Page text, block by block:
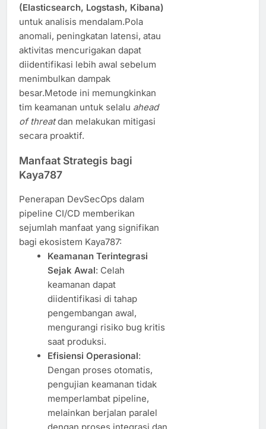
(Elasticsearch, Logstash, Kibana)
untuk analisis mendalam.Pola
anomali, peningkatan latensi, atau
aktivitas mencurigakan dapat
diidentifikasi lebih awal sebelum
menimbulkan dampak
besar.Metode ini memungkinkan
tim keamanan untuk selalu ahead
of threatdan melakukan mitigasi
secara proaktif.
Manfaat Strategis bagi
Kaya787
Penerapan DevSecOps dalam
pipeline CI/CD memberikan
sejumlah manfaat yang signifikan
bagi ekosistem Kaya787:
Keamanan Terintegrasi
Sejak Awal: Celah
keamanan dapat
diidentifikasi di tahap
pengembangan awal,
mengurangi risiko bug kritis
saat produksi.
Efisiensi Operasional:
Dengan proses otomatis,
pengujian keamanan tidak
memperlambat pipeline,
melainkan berjalan paralel